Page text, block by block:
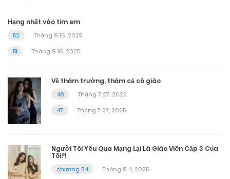
Hạng nhất vào tim em
52
Tháng 9 16, 2025
51
Tháng 9 16, 2025
Về thăm trường, thăm cả cô giáo
48
Tháng 7 27, 2025
47
Tháng 7 27, 2025
Người Tôi Yêu Qua Mạng Lại Là Giáo Viên Cấp 3 Của
Tôi?!
chương 24
Tháng 9 4, 2025